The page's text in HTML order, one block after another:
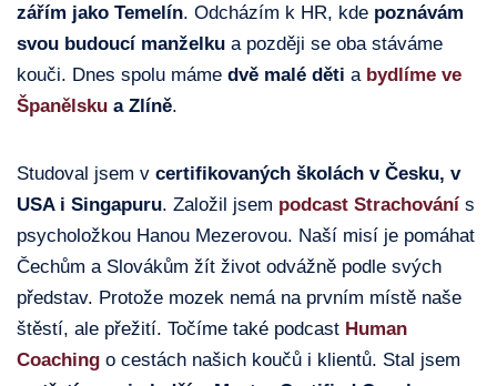
zářím jako Temelín. Odcházím k HR, kde poznávám
svou budoucí manželku a později se oba stáváme
kouči. Dnes spolu máme dvě malé děti a bydlíme ve
Španělsku a Zlíně.
Studoval jsem v certifikovaných školách v Česku, v
USA i Singapuru. Založil jsem podcast Strachování s
psycholožkou Hanou Mezerovou. Naší misí je pomáhat
Čechům a Slovákům žít život odvážně podle svých
představ. Protože mozek nemá na prvním místě naše
štěstí, ale přežití. Točíme také podcast Human
Coaching o cestách našich koučů i klientů. Stal jsem